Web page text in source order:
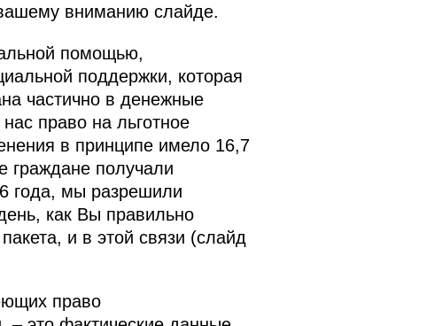
вниманию слайде.
помощью,
поддержки, которая
частично в денежные
право на льготное
в принципе имело 16,7
граждане получали
года, мы разрешили
как Вы правильно
и в этой связи (слайд
право